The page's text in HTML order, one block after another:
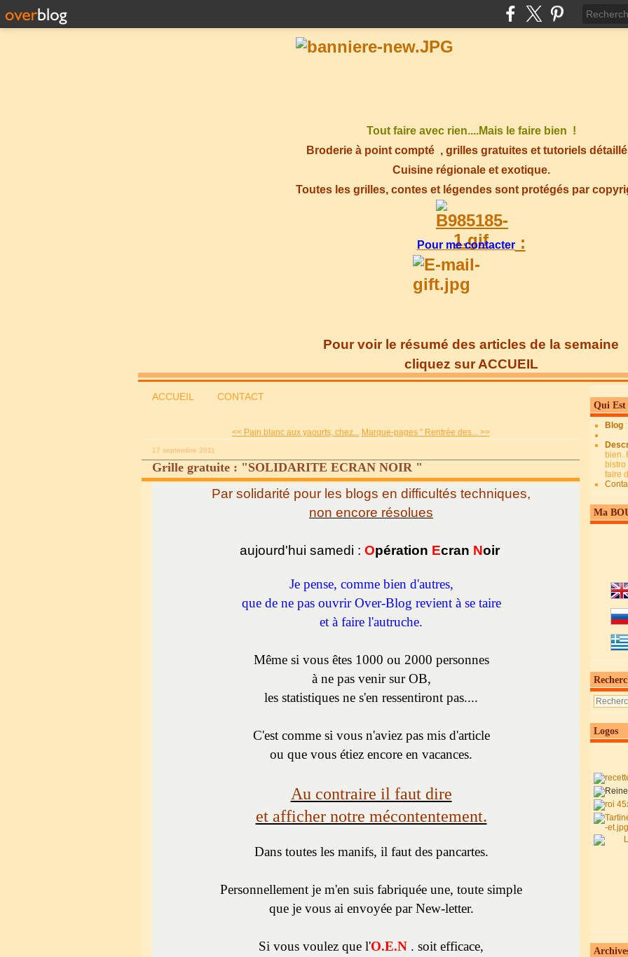
Tout faire avec rien....Mais le faire bien !
Broderie à point compté , grilles gratuites et tutoriels
Cuisine régionale et exotique.
Toutes les grilles, contes et légendes sont protégés par
Pour me contacter:
Pour voir le résumé des articles de la semaine
cliquez sur ACCUEIL
ACCUEIL CONTACT
<< Pain blanc aux yaourts, chez... Marque-pages " Rentrée des... >>
17 septembre 2011
Grille gratuite : "SOLIDARITE ECRAN NOIR "
Par solidarité pour les blogs en difficultés techniques,
non encore résolues
aujourd'hui samedi : Opération Ecran Noir
Je pense, comme bien d'autres,
que de ne pas ouvrir Over-Blog revient à se taire
et à faire l'autruche.
Même si vous êtes 1000 ou 2000 personnes
à ne pas venir sur OB,
les statistiques ne s'en ressentiront pas....
C'est comme si vous n'aviez pas mis d'article
ou que vous étiez encore en vacances.
Au contraire il faut dire
et afficher notre mécontentement.
Dans toutes les manifs, il faut des pancartes.
Personnellement je m'en suis fabriquée une, toute simple
que je vous ai envoyée par New-letter.
Si vous voulez que l'O.E.N . soit efficace,
Qui Est
Blog
bien.
faire
Ma
Logos